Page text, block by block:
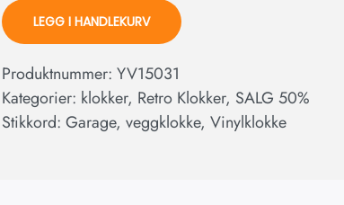
LEGG I HANDLEKURV
Produktnummer: YV15031
Kategorier: klokker, Retro Klokker, SALG 50%
Stikkord: Garage, veggklokke, Vinylklokke